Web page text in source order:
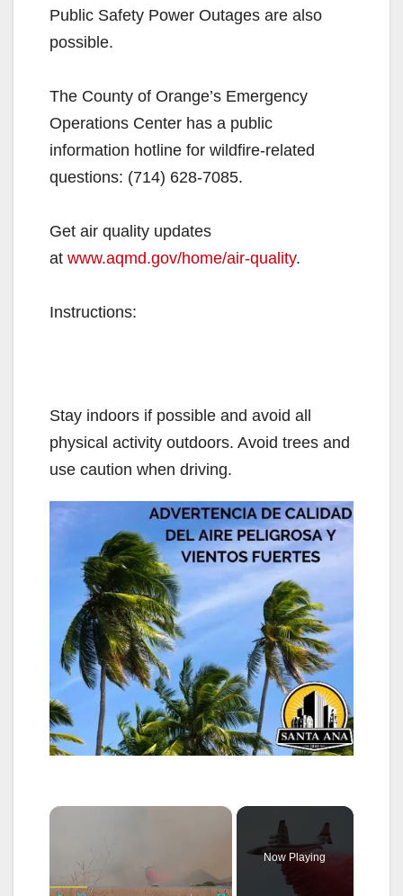
Public Safety Power Outages are also
possible.
The County of Orange’s Emergency
Operations Center has a public
information hotline for wildfire-related
questions: (714) 628-7085.
Get air quality updates
at www.aqmd.gov/home/air-quality.
Instructions:
Stay indoors if possible and avoid all
physical activity outdoors. Avoid trees and
use caution when driving.
×
Now Playing